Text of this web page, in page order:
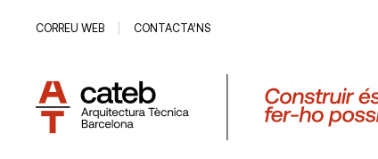
CORREU WEB CONTACTA’NS